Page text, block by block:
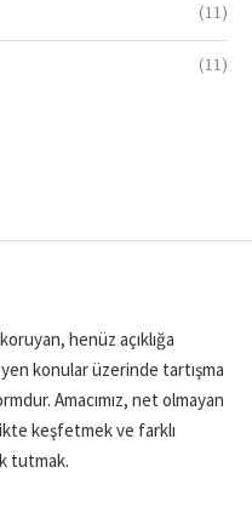
(11)
(11)
henüz açıklığa
konular üzerinde tartışma
Amacımız, net olmayan
keşfetmek ve farklı
tutmak.